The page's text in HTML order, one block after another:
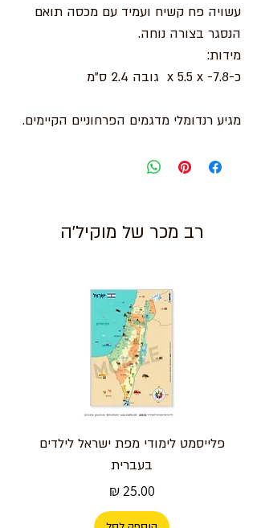
עשויה פח קשיח ועמיד עם מכסה תואם
הנסגר בצורה נוחה.
מידות:
כ-7.8- x 5.5 x גובה 2.4 ס"מ
מגיע רנדומלי מדגמים הפרחוניים הקיימים.
רב מכר של מוקיל'ה
פלייסמט לימודי מפת ישראל לילדים
בעברית
מחיר